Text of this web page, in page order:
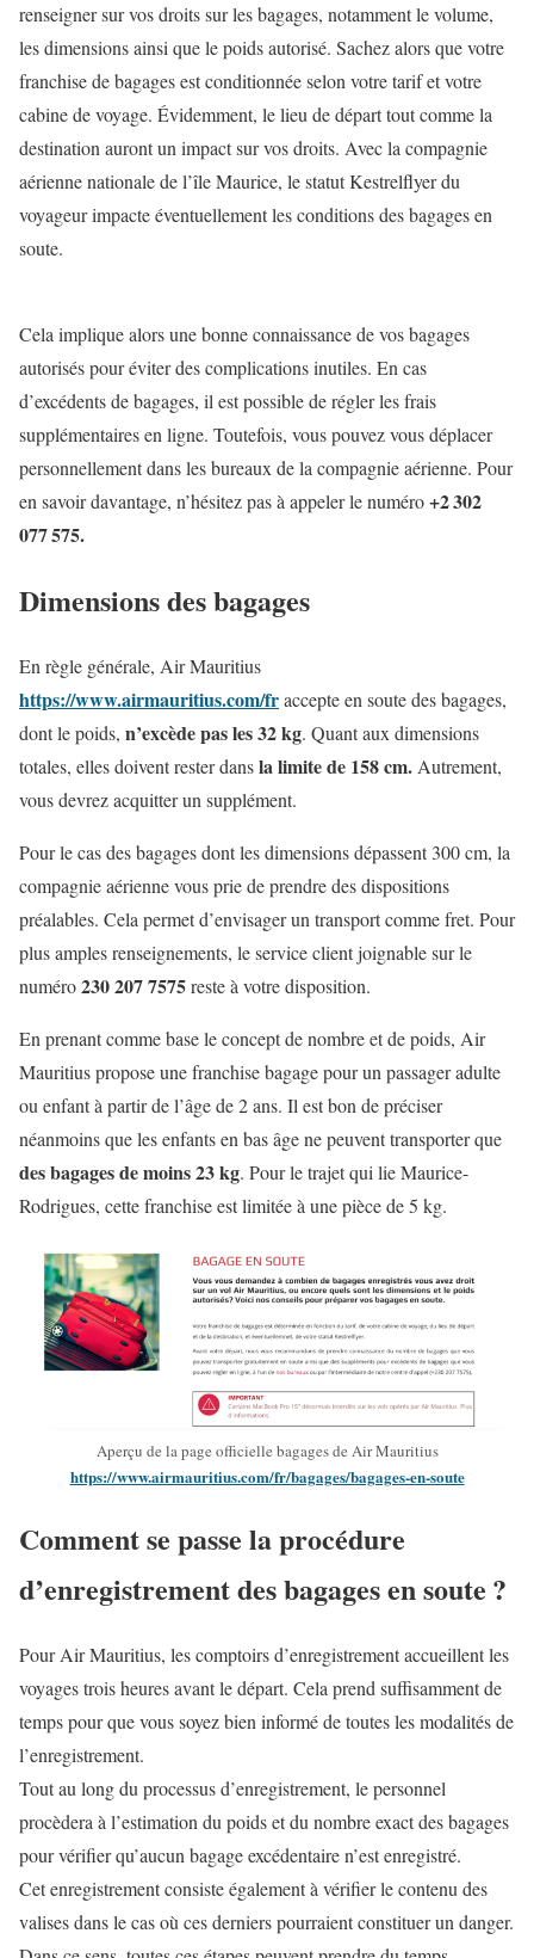
renseigner sur vos droits sur les bagages, notamment le volume,
les dimensions ainsi que le poids autorisé. Sachez alors que votre
franchise de bagages est conditionnée selon votre tarif et votre
cabine de voyage. Évidemment, le lieu de départ tout comme la
destination auront un impact sur vos droits. Avec la compagnie
aérienne nationale de l’île Maurice, le statut Kestrelflyer du
voyageur impacte éventuellement les conditions des bagages en
soute.
Cela implique alors une bonne connaissance de vos bagages
autorisés pour éviter des complications inutiles. En cas
d’excédents de bagages, il est possible de régler les frais
supplémentaires en ligne. Toutefois, vous pouvez vous déplacer
personnellement dans les bureaux de la compagnie aérienne. Pour
en savoir davantage, n’hésitez pas à appeler le numéro+2 302
077 575.
Dimensions des bagages
En règle générale, Air Mauritius
https://www.airmauritius.com/fraccepte en soute des bagages,
dont le poids, n’excède pas les 32 kg. Quant aux dimensions
totales, elles doivent rester dansla limite de 158 cm. Autrement,
vous devrez acquitter un supplément.
Pour le cas des bagages dont les dimensions dépassent 300 cm, la
compagnie aérienne vous prie de prendre des dispositions
préalables. Cela permet d’envisager un transport comme fret. Pour
plus amples renseignements, le service client joignable sur le
numéro230 207 7575reste à votre disposition.
En prenant comme base le concept de nombre et de poids, Air
Mauritius propose une franchise bagage pour un passager adulte
ou enfant à partir de l’âge de 2 ans. Il est bon de préciser
néanmoins que les enfants en bas âge ne peuvent transporter que
des bagages de moins 23 kg. Pour le trajet qui lie Maurice-
Rodrigues, cette franchise est limitée à une pièce de 5 kg.
Aperçu de la page officielle bagages de Air Mauritius
https://www.airmauritius.com/fr/bagages/bagages-en-soute
Comment se passe la procédure
d’enregistrement des bagages en soute ?
Pour Air Mauritius, les comptoirs d’enregistrement accueillent les
voyages trois heures avant le départ. Cela prend suffisamment de
temps pour que vous soyez bien informé de toutes les modalités de
l’enregistrement.
Tout au long du processus d’enregistrement, le personnel
procèdera à l’estimation du poids et du nombre exact des bagages
pour vérifier qu’aucun bagage excédentaire n’est enregistré.
Cet enregistrement consiste également à vérifier le contenu des
valises dans le cas où ces derniers pourraient constituer un danger.